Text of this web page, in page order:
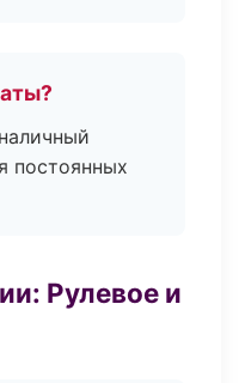
постоянных
Рулевое и